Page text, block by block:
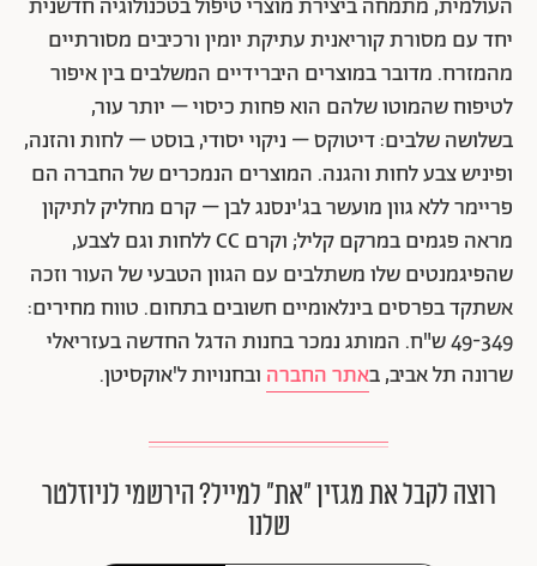
העולמית, מתמחה ביצירת מוצרי טיפול בטכנולוגיה חדשנית
יחד עם מסורת קוריאנית עתיקת יומין ורכיבים מסורתיים
מהמזרח. מדובר במוצרים היברידיים המשלבים בין איפור
לטיפוח שהמוטו שלהם הוא פחות כיסוי – יותר עור,
בשלושה שלבים: דיטוקס – ניקוי יסודי, בוסט – לחות והזנה,
ופיניש צבע לחות והגנה. המוצרים הנמכרים של החברה הם
פריימר ללא גוון מועשר בג'ינסנג לבן – קרם מחליק לתיקון
מראה פגמים במרקם קליל; וקרם CC ללחות וגם לצבע,
שהפיגמנטים שלו משתלבים עם הגוון הטבעי של העור וזכה
אשתקד בפרסים בינלאומיים חשובים בתחום. טווח מחירים:
49-349 ש"ח. המותג נמכר בחנות הדגל החדשה בעזריאלי
שרונה תל אביב, באתר החברה ובחנויות ל'אוקסיטן.
רוצה לקבל את מגזין ״את״ למייל? הירשמי לניוזלטר
שלנו